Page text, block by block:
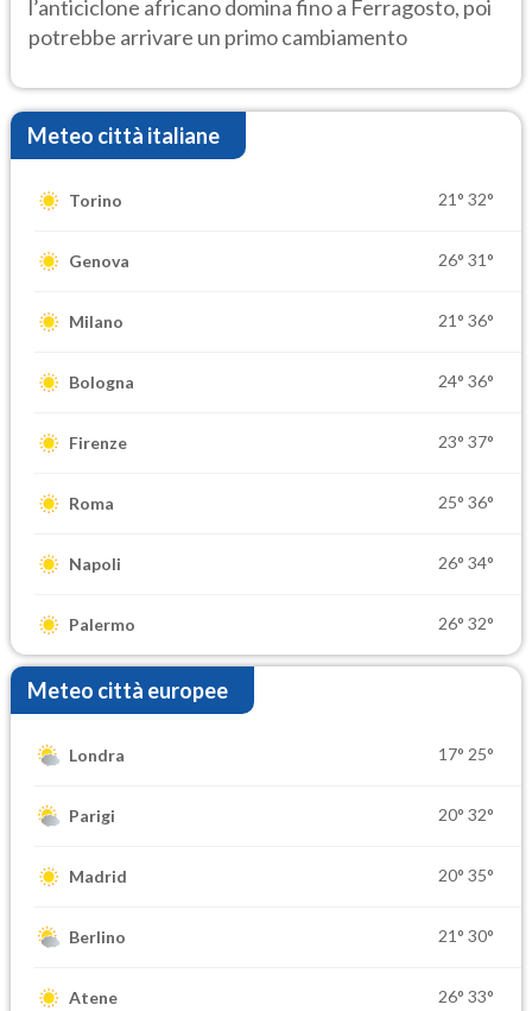
l’anticiclone africano domina fino a Ferragosto, poi
potrebbe arrivare un primo cambiamento
Meteo città italiane
Torino 21° 32°
Genova 26° 31°
Milano 21° 36°
Bologna 24° 36°
Firenze 23° 37°
Roma 25° 36°
Napoli 26° 34°
Palermo 26° 32°
Meteo città europee
Londra 17° 25°
Parigi 20° 32°
Madrid 20° 35°
Berlino 21° 30°
Atene 26° 33°